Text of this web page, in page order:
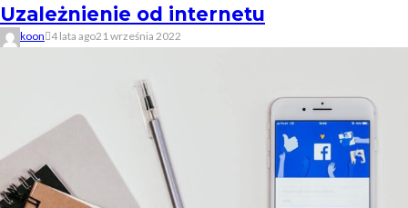
Uzależnienie od internetu
koon 4 lata ago21 września 2022